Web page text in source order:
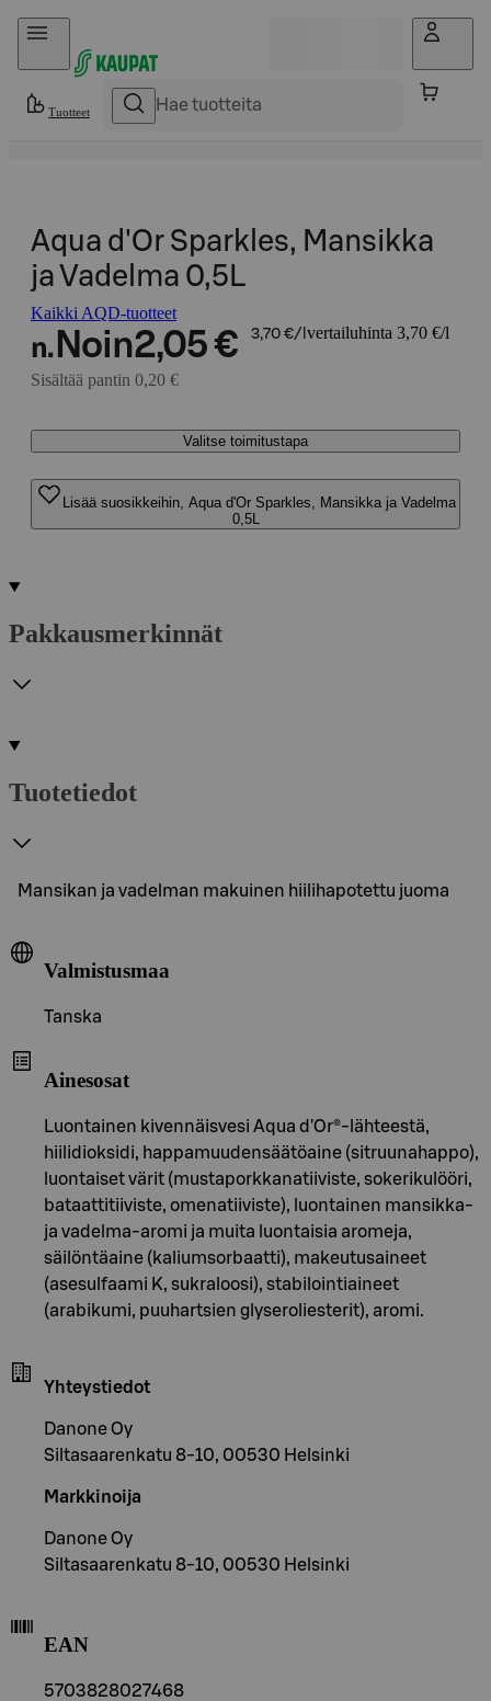
Hyppää sisältöön
Tuotteet
Aqua d'Or Sparkles, Mansikka
ja Vadelma 0,5L
Kaikki AQD-tuotteet
n. Noin2,05 € 3,70 €/l vertailuhinta 3,70 €/l
Sisältää pantin 0,20 €
Valitse toimitustapa
Lisää suosikkeihin, Aqua d'Or Sparkles, Mansikka ja Vadelma
0,5L
Pakkausmerkinnät
Tuotetiedot
Mansikan ja vadelman makuinen hiilihapotettu juoma
Valmistusmaa
Tanska
Ainesosat
Luontainen kivennäisvesi Aqua d'Or®-lähteestä,
hiilidioksidi, happamuudensäätöaine (sitruunahappo),
luontaiset värit (mustaporkkanatiiviste, sokerikulööri,
bataattitiiviste, omenatiiviste), luontainen mansikka-
ja vadelma-aromi ja muita luontaisia aromeja,
säilöntäaine (kaliumsorbaatti), makeutusaineet
(asesulfaami K, sukraloosi), stabilointiaineet
(arabikumi, puuhartsien glyseroliesterit), aromi.
Yhteystiedot
Danone Oy
Siltasaarenkatu 8-10, 00530 Helsinki
Markkinoija
Danone Oy
Siltasaarenkatu 8-10, 00530 Helsinki
EAN
5703828027468